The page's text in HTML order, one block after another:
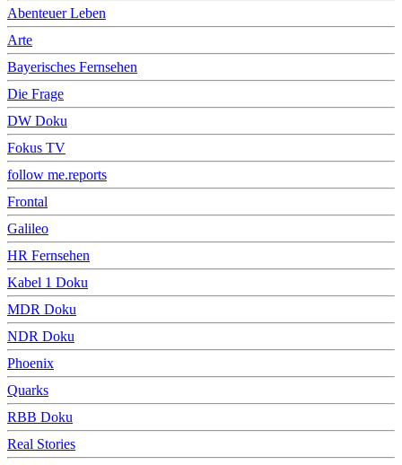
Abenteuer Leben
Arte
Bayerisches Fernsehen
Die Frage
DW Doku
Fokus TV
follow me.reports
Frontal
Galileo
HR Fernsehen
Kabel 1 Doku
MDR Doku
NDR Doku
Phoenix
Quarks
RBB Doku
Real Stories